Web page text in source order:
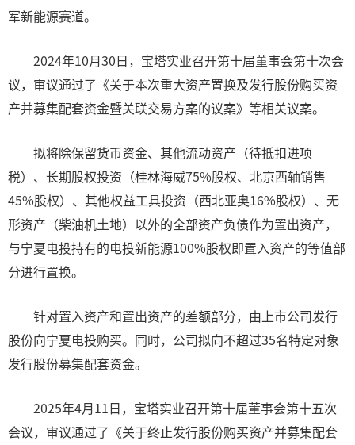
军新能源赛道。
2024年10月30日，宝塔实业召开第十届董事会第十次会
议，审议通过了《关于本次重大资产置换及发行股份购买资
产并募集配套资金暨关联交易方案的议案》等相关议案。
拟将除保留货币资金、其他流动资产（待抵扣进项
税）、长期股权投资（桂林海威75%股权、北京西轴销售
45%股权）、其他权益工具投资（西北亚奥16%股权）、无
形资产（柴油机土地）以外的全部资产负债作为置出资产，
与宁夏电投持有的电投新能源100%股权即置入资产的等值部
分进行置换。
针对置入资产和置出资产的差额部分，由上市公司发行
股份向宁夏电投购买。同时，公司拟向不超过35名特定对象
发行股份募集配套资金。
2025年4月11日，宝塔实业召开第十届董事会第十五次
会议，审议通过了《关于终止发行股份购买资产并募集配套